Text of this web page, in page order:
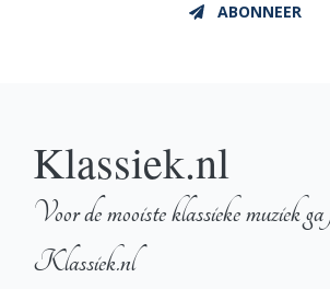
ABONNEER
Klassiek.nl
Voor de mooiste klassieke muziek
Klassiek.nl